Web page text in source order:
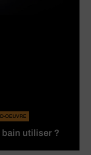
OEUVRE
utiliser ?